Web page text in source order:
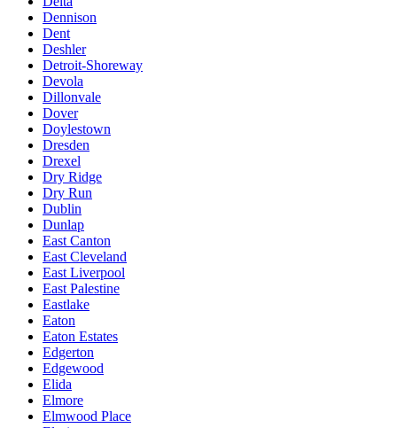
Dennison
Dent
Deshler
Detroit-Shoreway
Devola
Dillonvale
Dover
Doylestown
Dresden
Drexel
Dry Ridge
Dry Run
Dublin
Dunlap
East Canton
East Cleveland
East Liverpool
East Palestine
Eastlake
Eaton
Eaton Estates
Edgerton
Edgewood
Elida
Elmore
Elmwood Place